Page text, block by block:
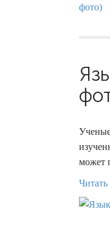
может